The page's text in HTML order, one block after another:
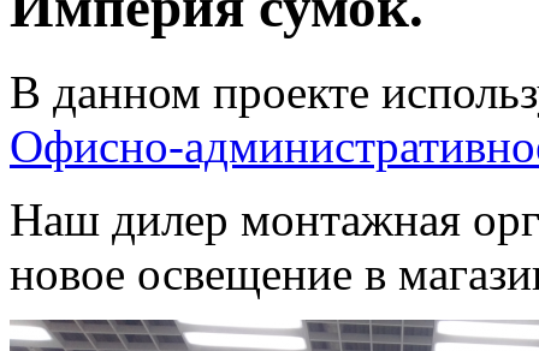
В данном проекте
Офисно-
Наш дилер монтажная
новое освещение в